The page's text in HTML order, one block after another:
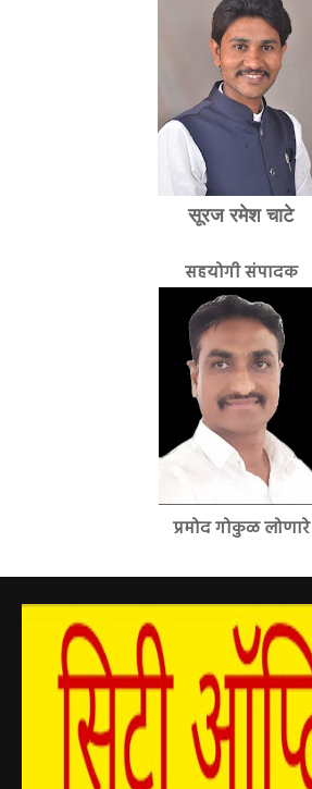
सूरज रमेश चाटे
सहयोगी संपादक
प्रमोद गोकुळ लोणारे